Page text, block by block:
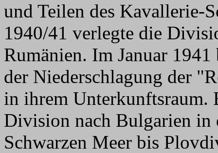
und Teilen des Kavallerie-
1940/41 verlegte die
Rumänien. Im Januar
der Niederschlagung der
in ihrem Unterkunftsraum.
Division nach Bulgarien in
Schwarzen Meer bis